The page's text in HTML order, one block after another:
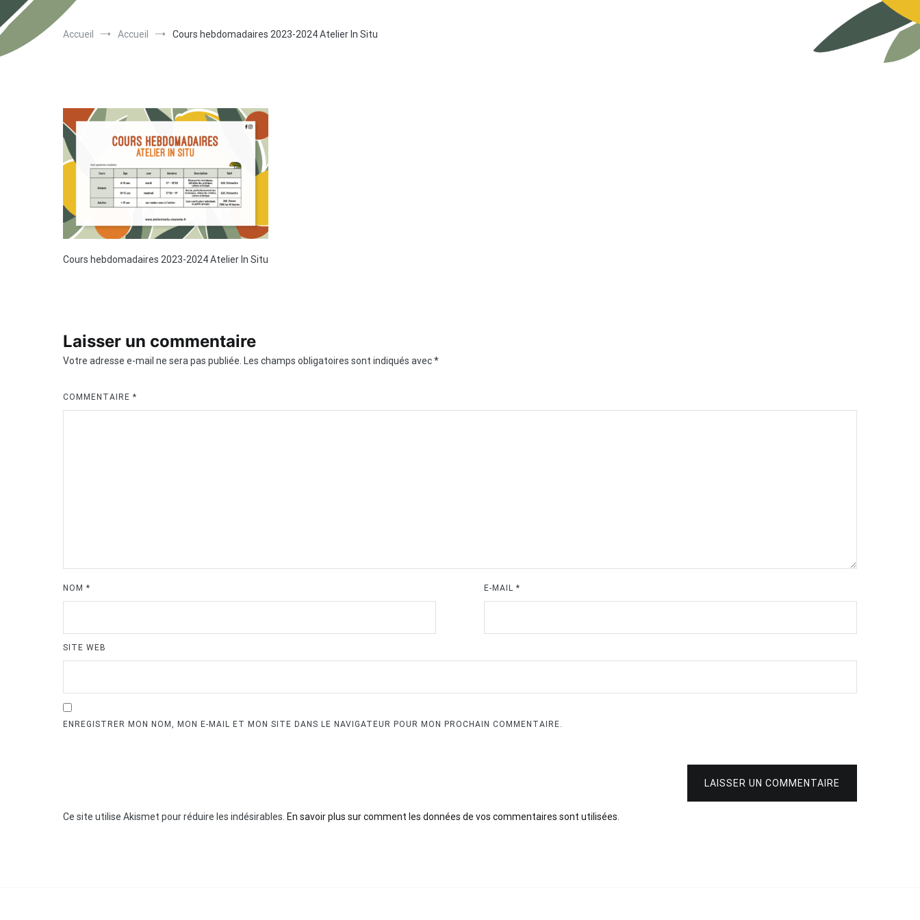
Accueil Accueil Cours hebdomadaires 2023-2024 Atelier In Situ
Cours hebdomadaires 2023-2024 Atelier In Situ
Laisser un commentaire
Votre adresse e-mail ne sera pas publiée. Les champs obligatoires sont indiqués avec*
COMMENTAIRE *
NOM * E-MAIL *
SITE WEB
ENREGISTRER MON NOM, MON E-MAIL ET MON SITE DANS LE NAVIGATEUR POUR MON PROCHAIN COMMENTAIRE.
LAISSER UN COMMENTAIRE
Ce site utilise Akismet pour réduire les indésirables. En savoir plus sur comment les données de vos commentaires sont utilisées.